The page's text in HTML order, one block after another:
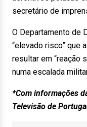
secretário de
O Departamento de
“elevado risco” que
resultar em “reação
numa escalada
*Com informações
Televisão de